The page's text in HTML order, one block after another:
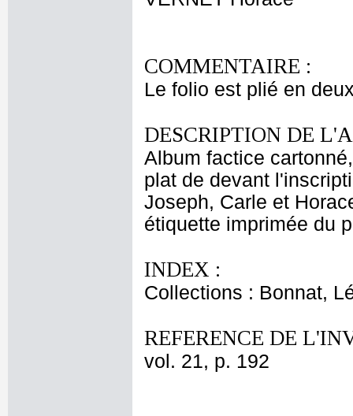
COMMENTAIRE :
Le folio est plié en
DESCRIPTION DE
Album factice
plat de devant
Joseph, Carle et
étiquette imprimée du
INDEX :
Collections : Bonnat,
REFERENCE DE
vol. 21, p. 192